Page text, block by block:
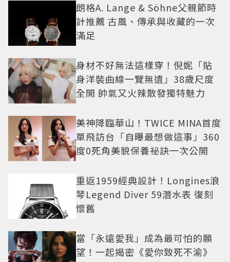
朗格A. Lange & Söhne父親節時
計推薦 古風、傳承與收藏的一次
滿足
身材不好無法這樣穿！倪妮「貼
身洋裝曲線一覽無遺」38歲尺度
全開 帥氣又火辣散發獨特魅力
美神降臨華山！TWICE MINA首度
單飛訪台「自曝最想做這事」360
度0死角美貌保養祕訣一次公開
重返1959經典設計！Longines浪
琴Legend Diver 59潛水表 復刻
懷舊
當「永遠愛我」成為最可怕的願
望！一起揭密《愛你致死不渝》